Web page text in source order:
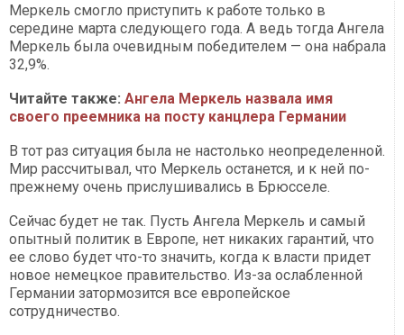
Меркель смогло приступить к работе только в
середине марта следующего года. А ведь тогда Ангела
Меркель была очевидным победителем — она набрала
32,9%.
Читайте также: Ангела Меркель назвала имя
своего преемника на посту канцлера Германии
В тот раз ситуация была не настолько неопределенной.
Мир рассчитывал, что Меркель останется, и к ней по-
прежнему очень прислушивались в Брюсселе.
Сейчас будет не так. Пусть Ангела Меркель и самый
опытный политик в Европе, нет никаких гарантий, что
ее слово будет что-то значить, когда к власти придет
новое немецкое правительство. Из-за ослабленной
Германии затормозится все европейское
сотрудничество.